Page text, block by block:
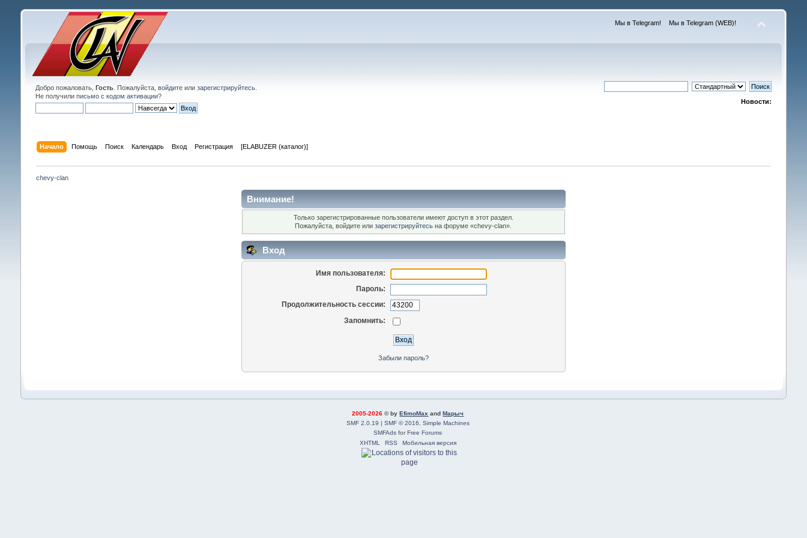
Мы в Telegram! Мы в Telegram (WEB)!
Добро пожаловать, Гость. Пожалуйста, войдитеили зарегистрируйтесь.
Не получили письмо с кодом активации?
Новости:
Начало Помощь Поиск Календарь Вход Регистрация [ELABUZER (каталог)]
chevy-clan
Внимание!
Только зарегистрированные пользователи имеют доступ в этот раздел.
Пожалуйста, войдите илизарегистрируйтесь на форуме «chevy-clan».
Вход
Имя пользователя:
Пароль:
Продолжительность сессии:
Запомнить:
Забыли пароль?
2005-2026 © byEfimoMax andМарыч
SMF 2.0.19 | SMF © 2016
Simple Machines
SMFAds forFree Forums
XHTML
RSS Мобильная версия